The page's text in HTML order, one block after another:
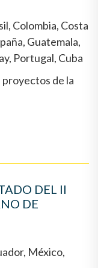
Colombia, Costa
Guatemala,
Portugal, Cuba
de la
DEL II
DE
México,